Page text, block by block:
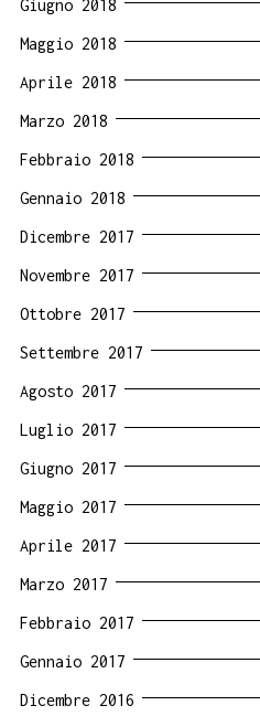
Giugno 2018
Maggio 2018
Aprile 2018
Marzo 2018
Febbraio 2018
Gennaio 2018
Dicembre 2017
Novembre 2017
Ottobre 2017
Settembre 2017
Agosto 2017
Luglio 2017
Giugno 2017
Maggio 2017
Aprile 2017
Marzo 2017
Febbraio 2017
Gennaio 2017
Dicembre 2016